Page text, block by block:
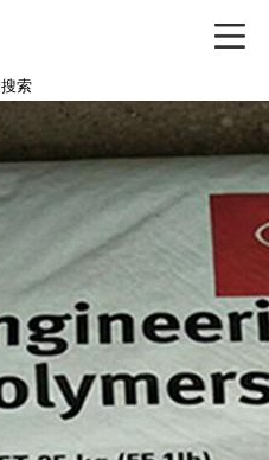
搜索